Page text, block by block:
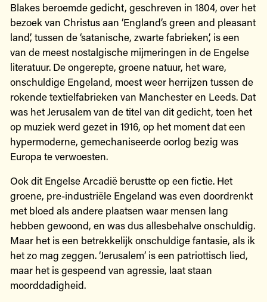
Blakes beroemde gedicht, geschreven in 1804, over het
bezoek van Christus aan ‘England’s green and pleasant
land’, tussen de ‘satanische, zwarte fabrieken’, is een
van de meest nostalgische mijmeringen in de Engelse
literatuur. De ongerepte, groene natuur, het ware,
onschuldige Engeland, moest weer herrijzen tussen de
rokende textielfabrieken van Manchester en Leeds. Dat
was het Jerusalem van de titel van dit gedicht, toen het
op muziek werd gezet in 1916, op het moment dat een
hypermoderne, gemechaniseerde oorlog bezig was
Europa te verwoesten.
Ook dit Engelse Arcadië berustte op een fictie. Het
groene, pre-industriële Engeland was even doordrenkt
met bloed als andere plaatsen waar mensen lang
hebben gewoond, en was dus allesbehalve onschuldig.
Maar het is een betrekkelijk onschuldige fantasie, als ik
het zo mag zeggen. ‘Jerusalem’ is een patriottisch lied,
maar het is gespeend van agressie, laat staan
moorddadigheid.